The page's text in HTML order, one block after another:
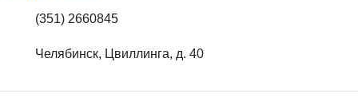
(351) 2660845
Челябинск, Цвиллинга, д. 40